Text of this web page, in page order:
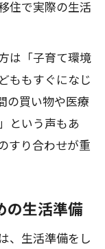
を具体的に
報収集術
の新生活
性と魅力
のポイント
住で実際の生活
は「子育て環境
ももすぐになじ
の買い物や医療
という声もあ
すり合わせが重
の生活準備
、生活準備をし